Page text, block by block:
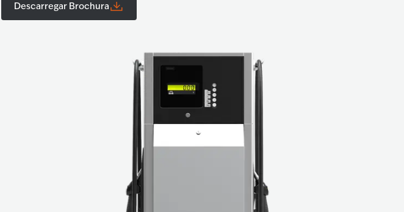
Descarregar Brochura